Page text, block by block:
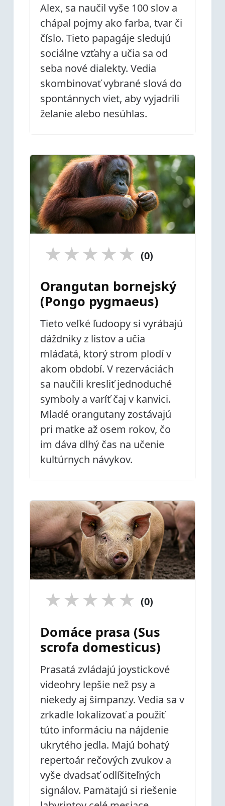
Alex, sa naučil vyše 100 slov a
chápal pojmy ako farba, tvar či
číslo. Tieto papagáje sledujú
sociálne vzťahy a učia sa od
seba nové dialekty. Vedia
skombinovať vybrané slová do
spontánnych viet, aby vyjadrili
želanie alebo nesúhlas.
★
★
★
★
★ (0)
Orangutan bornejský
(Pongo pygmaeus)
Tieto veľké ľudoopy si vyrábajú
dáždniky z listov a učia
mláďatá, ktorý strom plodí v
akom období. V rezerváciách
sa naučili kresliť jednoduché
symboly a varíť čaj v kanvici.
Mladé orangutany zostávajú
pri matke až osem rokov, čo
im dáva dlhý čas na učenie
kultúrnych návykov.
★
★
★
★
★ (0)
Domáce prasa (Sus
scrofa domesticus)
Prasatá zvládajú joystickové
videohry lepšie než psy a
niekedy aj šimpanzy. Vedia sa v
zrkadle lokalizovať a použiť
túto informáciu na nájdenie
ukrytého jedla. Majú bohatý
repertoár rečových zvukov a
vyše dvadsať odlíšiteľných
signálov. Pamätajú si riešenie